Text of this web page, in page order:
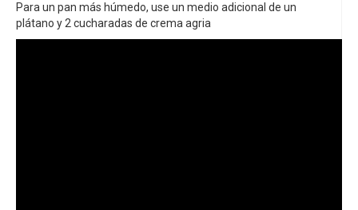
Para un pan más húmedo, use un medio adicional de un
plátano y 2 cucharadas de crema agria